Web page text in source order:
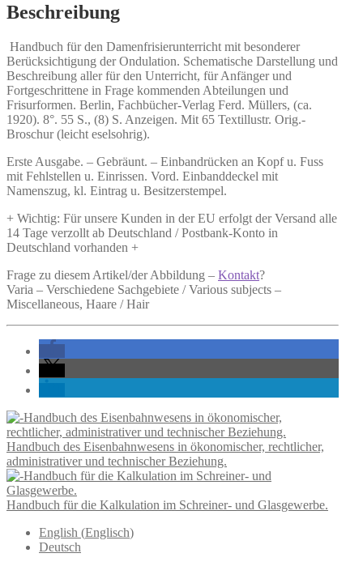
Beschreibung
Handbuch für den Damenfrisierunterricht mit besonderer
Berücksichtigung der Ondulation. Schematische Darstellung und
Beschreibung aller für den Unterricht, für Anfänger und
Fortgeschrittene in Frage kommenden Abteilungen und
Frisurformen. Berlin, Fachbücher-Verlag Ferd. Müllers, (ca.
1920). 8°. 55 S., (8) S. Anzeigen. Mit 65 Textillustr. Orig.-
Broschur (leicht eselsohrig).
Erste Ausgabe. – Gebräunt. – Einbandrücken an Kopf u. Fuss
mit Fehlstellen u. Einrissen. Vord. Einbanddeckel mit
Namenszug, kl. Eintrag u. Besitzerstempel.
+ Wichtig: Für unsere Kunden in der EU erfolgt der Versand alle
14 Tage verzollt ab Deutschland / Postbank-Konto in
Deutschland vorhanden +
Frage zu diesem Artikel/der Abbildung – Kontakt?
Varia – Verschiedene Sachgebiete / Various subjects –
Miscellaneous, Haare / Hair
Handbuch des Eisenbahnwesens in ökonomischer, rechtlicher,
administrativer und technischer Beziehung.
Handbuch für die Kalkulation im Schreiner- und Glasgewerbe.
English (Englisch)
Deutsch